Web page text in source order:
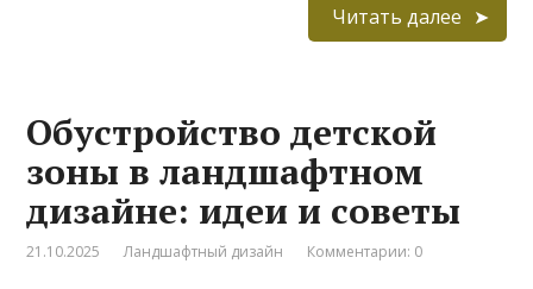
Читать далее
Обустройство детской
зоны в ландшафтном
дизайне: идеи и советы
21.10.2025 Ландшафтный дизайн Комментарии: 0